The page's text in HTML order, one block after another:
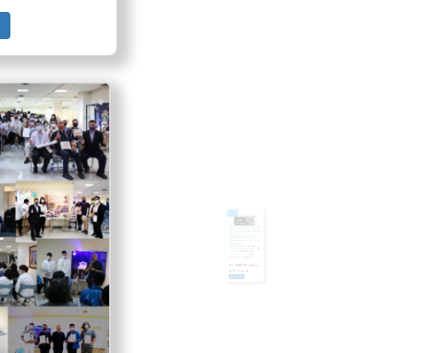
[2022-09-30]